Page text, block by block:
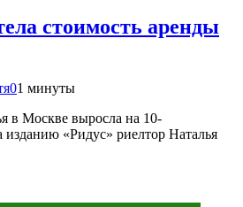
стоимость аренды
01 минуты
в Москве выросла на 10-
«Ридус» риелтор Наталья